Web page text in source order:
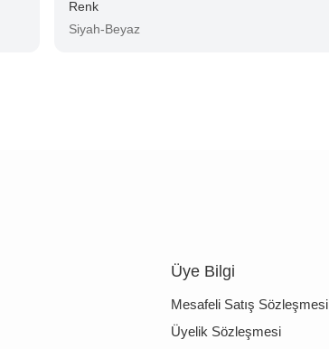
Renk
Siyah-Beyaz
Üye Bilgi
Mesafeli Satış Sözleşmesi
Üyelik Sözleşmesi